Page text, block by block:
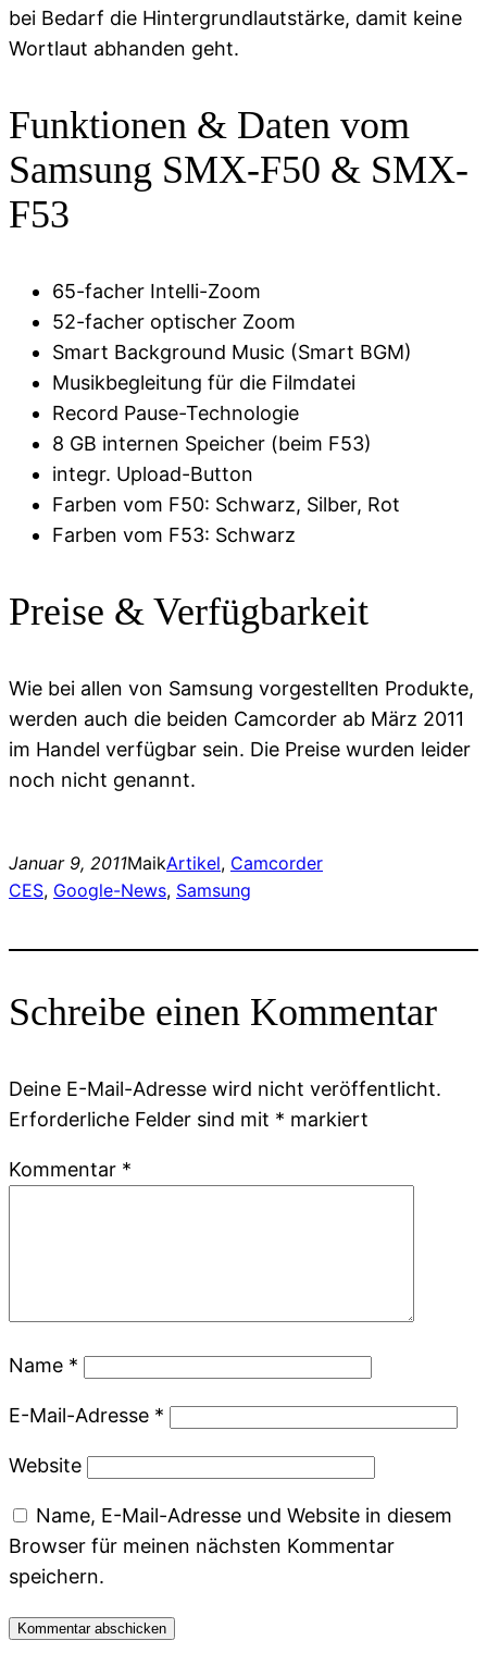
bei Bedarf die Hintergrundlautstärke, damit keine
Wortlaut abhanden geht.
Funktionen & Daten vom
Samsung SMX-F50 & SMX-
F53
65-facher Intelli-Zoom
52-facher optischer Zoom
Smart Background Music (Smart BGM)
Musikbegleitung für die Filmdatei
Record Pause-Technologie
8 GB internen Speicher (beim F53)
integr. Upload-Button
Farben vom F50: Schwarz, Silber, Rot
Farben vom F53: Schwarz
Preise & Verfügbarkeit
Wie bei allen von Samsung vorgestellten Produkte,
werden auch die beiden Camcorder ab März 2011
im Handel verfügbar sein. Die Preise wurden leider
noch nicht genannt.
Januar 9, 2011MaikArtikel, Camcorder
CES, Google-News, Samsung
Schreibe einen Kommentar
Deine E-Mail-Adresse wird nicht veröffentlicht.
Erforderliche Felder sind mit * markiert
Kommentar *
Name *
E-Mail-Adresse *
Website
Name, E-Mail-Adresse und Website in diesem
Browser für meinen nächsten Kommentar
speichern.